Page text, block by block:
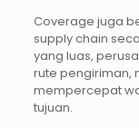
Coverage juga
supply chain
yang luas,
rute pengiriman,
mempercepat
tujuan.